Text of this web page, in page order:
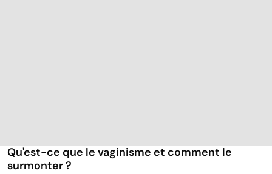
Qu'est-ce que le vaginisme et comment le
surmonter ?